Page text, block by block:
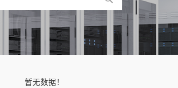
暂无数据！